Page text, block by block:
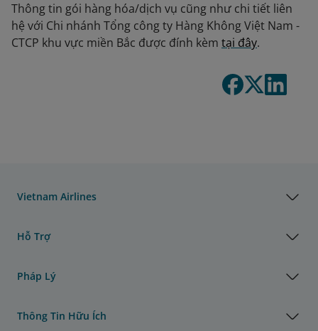
Thông tin gói hàng hóa/dịch vụ cũng như chi tiết liên
hệ với Chi nhánh Tổng công ty Hàng Không Việt Nam -
CTCP khu vực miền Bắc được đính kèm tại đây.
Vietnam Airlines
Hỗ Trợ
Pháp Lý
Thông Tin Hữu Ích